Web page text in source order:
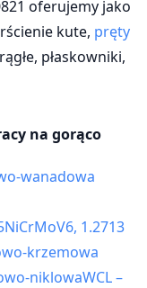
oferujemy jako
kute, pręty
płaskowniki,
na gorąco
wanadowa
1.2713
krzemowa
niklowaWCL –